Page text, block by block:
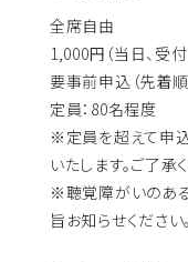
全席自由
1,000円（当日、受
要事前申込（先着順
定員：80名程度
※定員を超えて申
いたします。ご了承
※聴覚障がいのあ
旨お知らせください